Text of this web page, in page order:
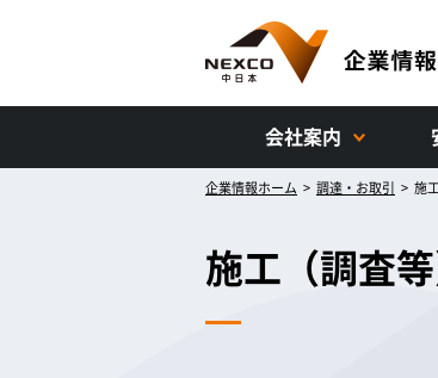
会社案内
企業情報ホーム > 調達・お取引 > 施
施工（調査